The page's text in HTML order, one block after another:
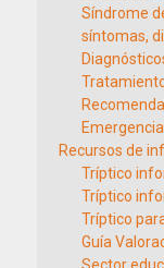
Síndrome
síntomas,
Recursos de
Tríptico
Tríptico
Tríptico
Guía
Sector